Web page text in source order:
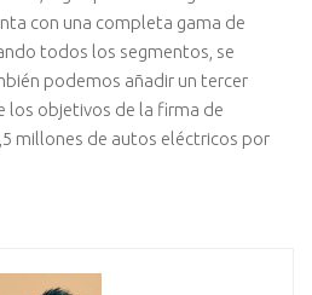
con una completa gama de
todos los segmentos, se
podemos añadir un tercer
los objetivos de la firma de
millones de autos eléctricos por